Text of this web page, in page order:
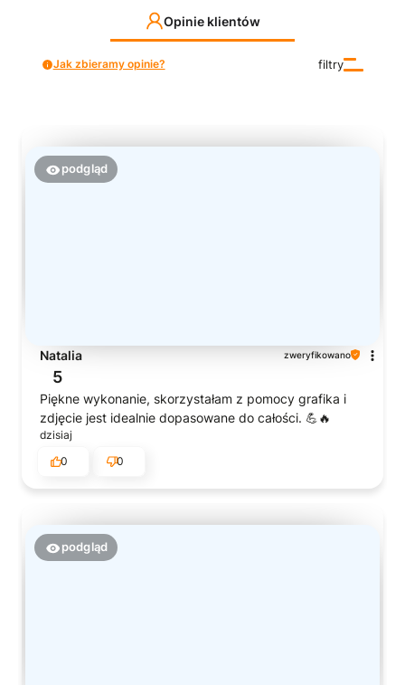
Opinie klientów
filtry
Jak zbieramy opinie?
podgląd
Natalia zweryfikowano
5
Piękne wykonanie, skorzystałam z pomocy grafika i
zdjęcie jest idealnie dopasowane do całości. 💪🔥
dzisiaj
0
0
podgląd